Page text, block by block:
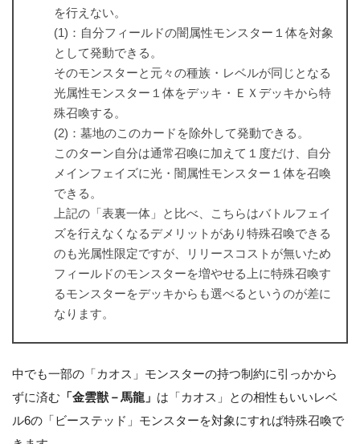
を行えない。
(1)：自分フィールドの闇属性モンスター１体を対象
として発動できる。
そのモンスターと元々の種族・レベルが同じとなる
光属性モンスター１体をデッキ・ＥＸデッキから特
殊召喚する。
(2)：墓地のこのカードを除外して発動できる。
このターン自分は通常召喚に加えて１度だけ、自分
メインフェイズに光・闇属性モンスター１体を召喚
できる。
上記の「表裏一体」と比べ、こちらはバトルフェイ
ズを行えなくなるデメリットがあり特殊召喚できる
のも光属性限定ですが、リリースコストが無いため
フィールドのモンスターを増やせる上に特殊召喚す
るモンスターをデッキからも選べるというのが差に
なります。
中でも一部の「カオス」モンスターの持つ制約に引っかから
ずに済む 「金雲獣－馬龍」 は「カオス」との相性もいいレベ
ル6の「ビーステッド」モンスターを対象にすれば特殊召喚で